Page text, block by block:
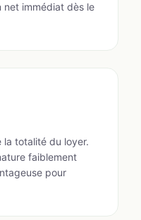
net immédiat dès le
la totalité du loyer.
faiblement
pour